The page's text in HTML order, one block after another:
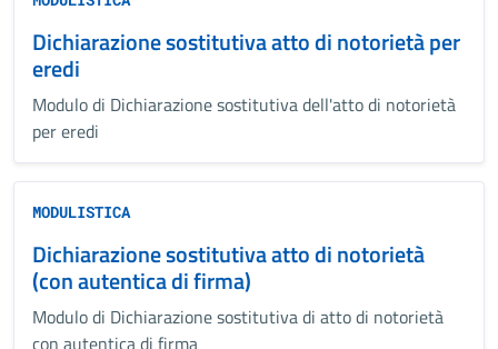
Dichiarazione sostitutiva atto di notorietà per
eredi
Modulo di Dichiarazione sostitutiva dell'atto di notorietà
per eredi
MODULISTICA
Dichiarazione sostitutiva atto di notorietà
(con autentica di firma)
Modulo di Dichiarazione sostitutiva di atto di notorietà
con autentica di firma